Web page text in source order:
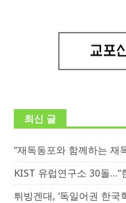
최신 글
“재독동포와 함께하는 재
KIST 유럽연구소 30돌…“
튀빙겐대, ‘독일어권 한국